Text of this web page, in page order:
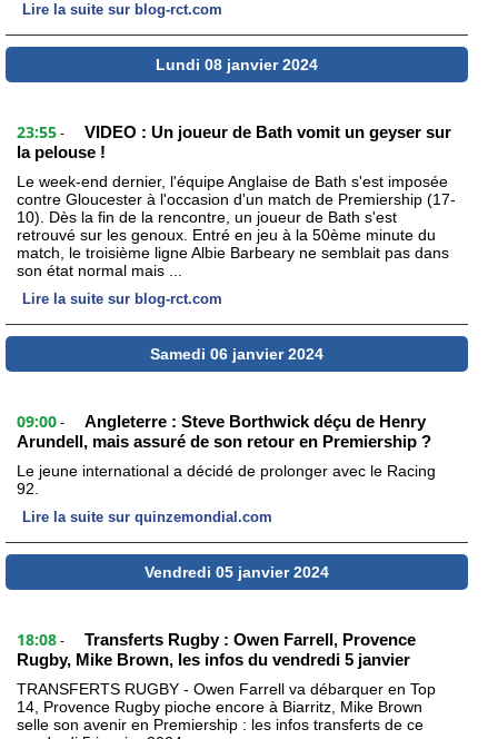
Lire la suite sur blog-rct.com
Lundi 08 janvier 2024
23:55 -
VIDEO : Un joueur de Bath vomit un geyser sur
la pelouse !
Le week-end dernier, l'équipe Anglaise de Bath s'est imposée
contre Gloucester à l'occasion d'un match de Premiership (17-
10). Dès la fin de la rencontre, un joueur de Bath s'est
retrouvé sur les genoux. Entré en jeu à la 50ème minute du
match, le troisième ligne Albie Barbeary ne semblait pas dans
son état normal mais ...
Lire la suite sur blog-rct.com
Samedi 06 janvier 2024
09:00 -
Angleterre : Steve Borthwick déçu de Henry
Arundell, mais assuré de son retour en Premiership ?
Le jeune international a décidé de prolonger avec le Racing
92.
Lire la suite sur quinzemondial.com
Vendredi 05 janvier 2024
18:08 -
Transferts Rugby : Owen Farrell, Provence
Rugby, Mike Brown, les infos du vendredi 5 janvier
TRANSFERTS RUGBY - Owen Farrell va débarquer en Top
14, Provence Rugby pioche encore à Biarritz, Mike Brown
selle son avenir en Premiership : les infos transferts de ce